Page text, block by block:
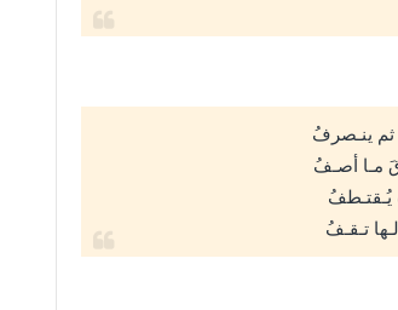
ينـصرفُ
مـا أصـفُ
تـقـفُ